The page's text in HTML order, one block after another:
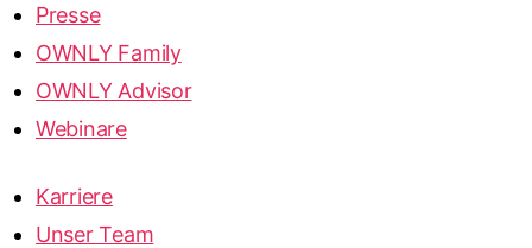
Presse
OWNLY Family
OWNLY Advisor
Webinare
Karriere
Unser Team